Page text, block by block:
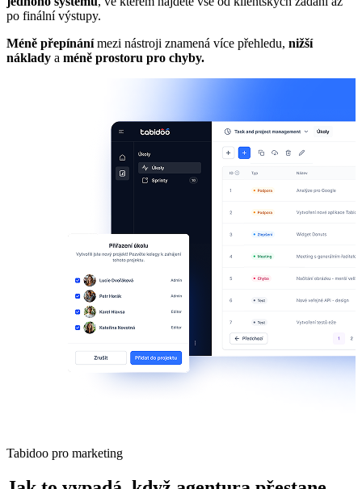
po finální výstupy.
Méně přepínánímezi nástroji znamená více přehledu, nižší
náklady a méně prostoru pro chyby.
Tabidoo pro marketing